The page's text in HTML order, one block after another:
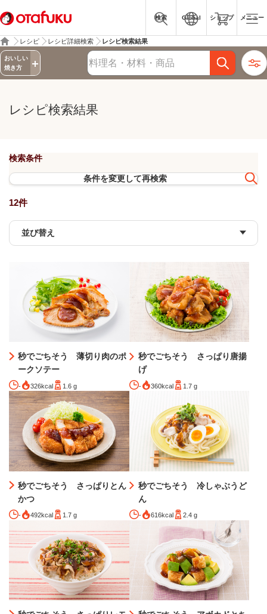
検索 Global ショップ メニュー
レシピ レシピ詳細検索 レシピ検索結果
おいしい
焼き方
レシピ検索
レシピ検索結果
検索条件
条件を変更して再検索
12件
秒でごちそう 薄切り肉のポ
ークソテー
- 326kcal 1.6 g
秒でごちそう さっぱり唐揚
げ
- 360kcal 1.7 g
秒でごちそう さっぱりとん
かつ
- 492kcal 1.7 g
秒でごちそう 冷しゃぶうど
ん
- 616kcal 2.4 g